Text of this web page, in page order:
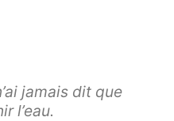
jamais dit que
l’eau.